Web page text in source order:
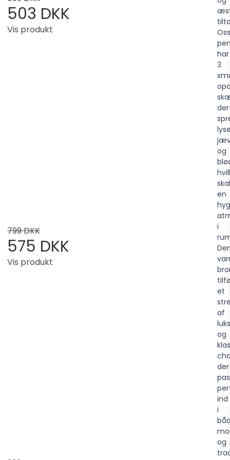
503 DKK
Vis produkt
799 DKK
575 DKK
Vis produkt
har
3
der
og
en
i
et
af
og
der
ind
i
og